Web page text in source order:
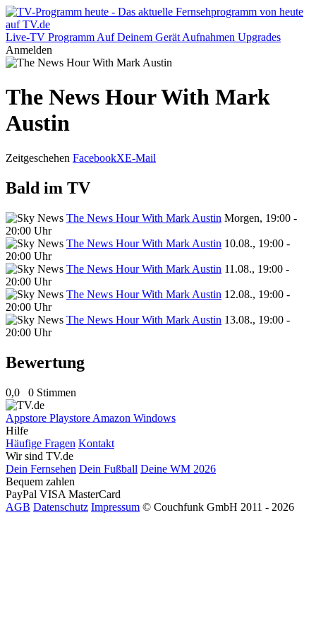
Live-TV Programm Auf Deinem Gerät Aufnahmen Upgrades
Anmelden
The News Hour With Mark
Austin
Zeitgeschehen FacebookXE-Mail
Bald im TV
The News Hour With Mark Austin Morgen, 19:00 -
20:00 Uhr
The News Hour With Mark Austin 10.08., 19:00 -
20:00 Uhr
The News Hour With Mark Austin 11.08., 19:00 -
20:00 Uhr
The News Hour With Mark Austin 12.08., 19:00 -
20:00 Uhr
The News Hour With Mark Austin 13.08., 19:00 -
20:00 Uhr
Bewertung
0,0 0 Stimmen
Appstore Playstore Amazon Windows
Hilfe
Häufige Fragen Kontakt
Wir sind TV.de
Dein Fernsehen Dein Fußball Deine WM 2026
Bequem zahlen
PayPal VISA MasterCard
AGB Datenschutz Impressum © Couchfunk GmbH 2011 - 2026